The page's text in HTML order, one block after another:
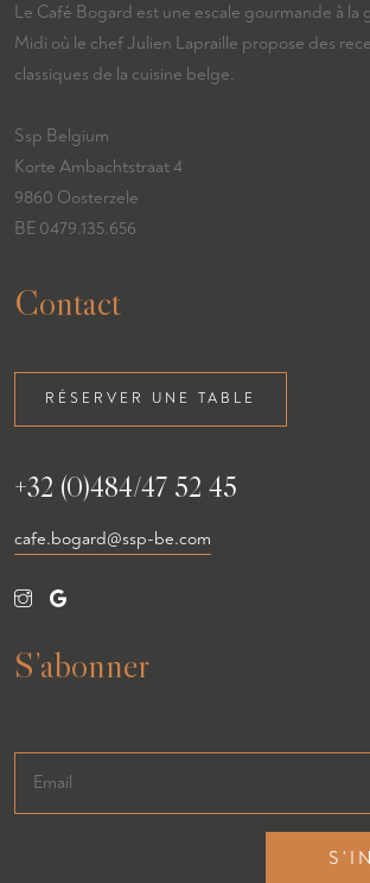
Le Café Bogard est une escale gourmande à la
Midi où le chef Julien Lapraille propose des
classiques de la cuisine belge.
Ssp Belgium
Korte Ambachtstraat 4
9860 Oosterzele
BE 0479.135.656
Contact
RÉSERVER UNE TABLE
+32 (0)484/47 52 45
cafe.bogard@ssp-be.com
S’abonner